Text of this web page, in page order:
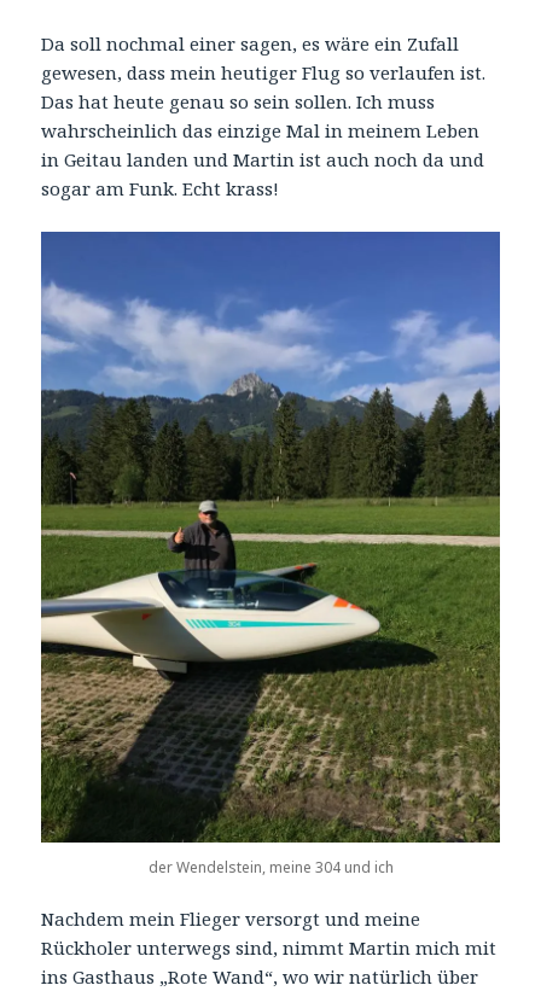
Da soll nochmal einer sagen, es wäre ein Zufall
gewesen, dass mein heutiger Flug so verlaufen ist.
Das hat heute genau so sein sollen. Ich muss
wahrscheinlich das einzige Mal in meinem Leben
in Geitau landen und Martin ist auch noch da und
sogar am Funk. Echt krass!
der Wendelstein, meine 304 und ich
Nachdem mein Flieger versorgt und meine
Rückholer unterwegs sind, nimmt Martin mich mit
ins Gasthaus „Rote Wand“, wo wir natürlich über